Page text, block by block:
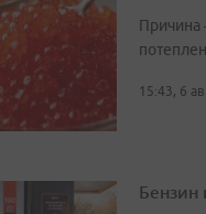
Причина
15:43, 6
Бензин